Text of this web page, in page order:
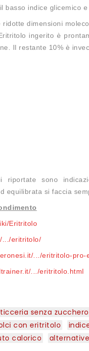
basso indice glicemico e
ridotte dimensioni
ingerito è
Il restante 10% è
riportate sono
equilibrata si faccia
Eritritolo
.../eritritolo/
.../eritritolo-
.../eritritolo.html
senza zucchero
con eritritolo
calorico